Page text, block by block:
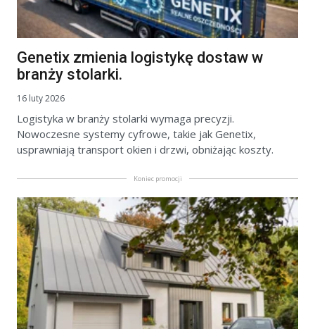
Genetix zmienia logistykę dostaw w
branży stolarki.
16 luty 2026
Logistyka w branży stolarki wymaga precyzji.
Nowoczesne systemy cyfrowe, takie jak Genetix,
usprawniają transport okien i drzwi, obniżając koszty.
Koniec promocji